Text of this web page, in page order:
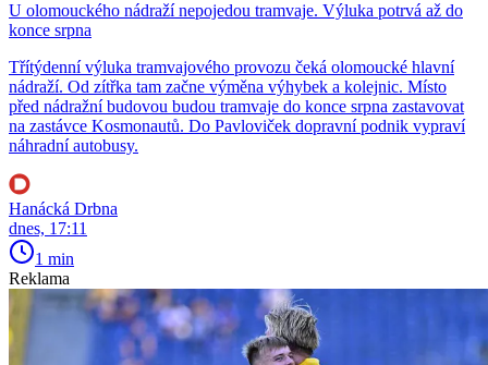
U olomouckého nádraží nepojedou tramvaje. Výluka potrvá až do
konce srpna
Třítýdenní výluka tramvajového provozu čeká olomoucké hlavní
nádraží. Od zítřka tam začne výměna výhybek a kolejnic. Místo
před nádražní budovou budou tramvaje do konce srpna zastavovat
na zastávce Kosmonautů. Do Pavloviček dopravní podnik vypraví
náhradní autobusy.
Hanácká Drbna
dnes, 17:11
1 min
Reklama